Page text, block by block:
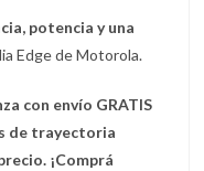
potencia y una
Edge de Motorola.
con envío GRATIS
de trayectoria
¡Comprá